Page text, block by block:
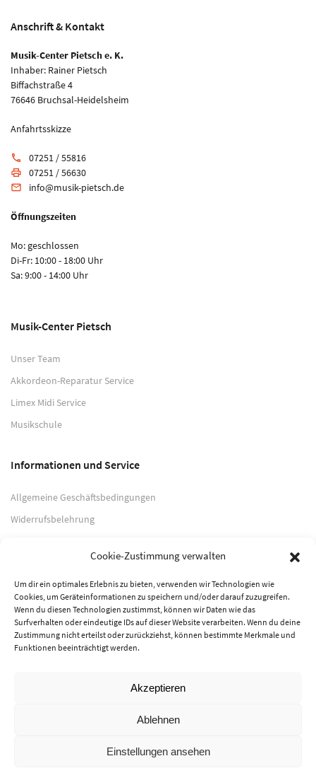
Cookie-Zustimmung verwalten
Um dir ein optimales Erlebnis zu bieten, verwenden wir Technologien wie
Cookies, um Geräteinformationen zu speichern und/oder darauf zuzugreifen.
Wenn du diesen Technologien zustimmst, können wir Daten wie das
Surfverhalten oder eindeutige IDs auf dieser Website verarbeiten. Wenn du deine
Zustimmung nicht erteilst oder zurückziehst, können bestimmte Merkmale und
Funktionen beeinträchtigt werden.
Akzeptieren
Ablehnen
Einstellungen ansehen
Anschrift & Kontakt
Musik-Center Pietsch e. K.
Inhaber: Rainer Pietsch
Biffachstraße 4
76646 Bruchsal-Heidelsheim
Anfahrtsskizze
phone 07251 / 55816
print 07251 / 56630
email info@musik-pietsch.de
Öffnungszeiten
Mo: geschlossen
Di-Fr: 10:00 - 18:00 Uhr
Sa: 9:00 - 14:00 Uhr
Musik-Center Pietsch
Unser Team
Akkordeon-Reparatur Service
Limex Midi Service
Musikschule
Informationen und Service
Allgemeine Geschäftsbedingungen
Widerrufsbelehrung
Datenschutzerklärung
Zahlungsarten
PayPal